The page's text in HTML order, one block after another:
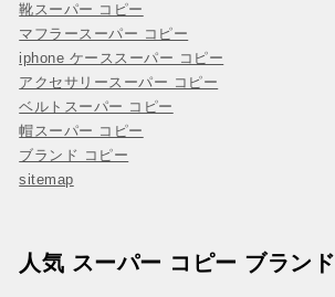
靴スーパー コピー
マフラースーパー コピー
iphone ケーススーパー コピー
アクセサリースーパー コピー
ベルトスーパー コピー
帽スーパー コピー
ブランド コピー
sitemap
人気 スーパー コピー ブランド